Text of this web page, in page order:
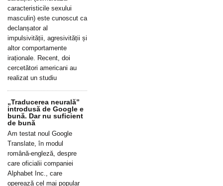
caracteristicile sexului
masculin) este cunoscut ca
declanșator al
impulsivității, agresivității și
altor comportamente
iraționale. Recent, doi
cercetători americani au
realizat un studiu
„Traducerea neurală”
introdusă de Google e
bună. Dar nu suficient
de bună
Am testat noul Google
Translate, în modul
română-engleză, despre
care oficialii companiei
Alphabet Inc., care
operează cel mai popular